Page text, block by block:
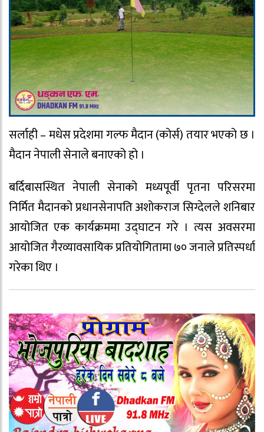
सर्लाही – मधेस प्रदेशमा गल्फ मैदान (कोर्स) तयार भएको छ ।
मैदान नेपाली सेनाले बनाएको हो ।
बर्दिबासस्थित नेपाली सेनाको मध्यपूर्वी पृतना परिसरमा
निर्मित मैदानको प्रधानसेनापति अशोकराज सिग्देलले शनिबार
आयोजित एक कार्यक्रममा उद्घाटन गरे । त्यस अवसरमा
आयोजित गैरव्यावसायिक प्रतियोगितामा ७० जनाले प्रतिस्पर्धा
गरेका थिए ।